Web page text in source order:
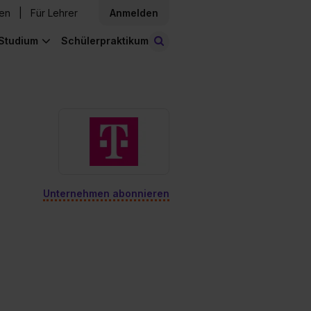
Für Lehrer Anmelden
Schülerpraktikum
Unternehmen abonnieren